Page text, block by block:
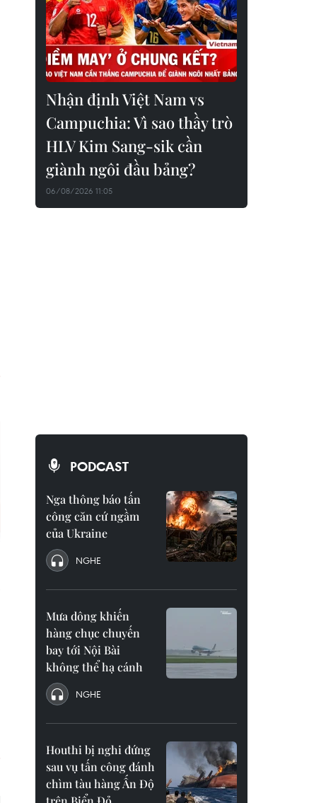
Nhận định Việt Nam vs
Campuchia: Vì sao thầy trò
HLV Kim Sang-sik cần
giành ngôi đầu bảng?
06/08/2026 11:05
PODCAST
Nga thông báo tấn
công căn cứ ngầm
của Ukraine
NGHE
Mưa dông khiến
hàng chục chuyến
bay tới Nội Bài
không thể hạ cánh
NGHE
Houthi bị nghi đứng
sau vụ tấn công đánh
chìm tàu hàng Ấn Độ